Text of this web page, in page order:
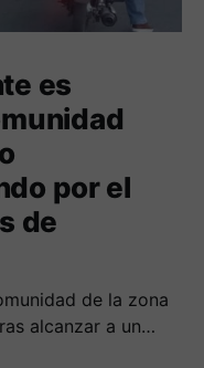
es
por el
de
de la zona
alcanzar a un